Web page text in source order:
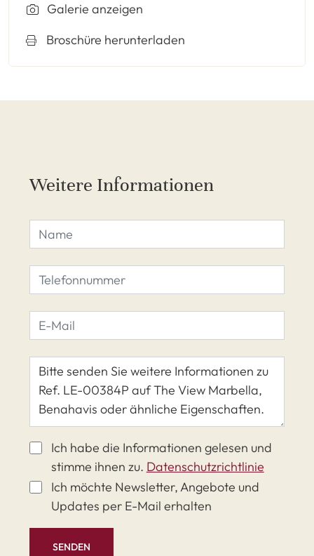
Galerie anzeigen
Broschüre herunterladen
Weitere Informationen
Ich habe die Informationen gelesen und
stimme ihnen zu. Datenschutzrichtlinie
Ich möchte Newsletter, Angebote und
Updates per E-Mail erhalten
SENDEN